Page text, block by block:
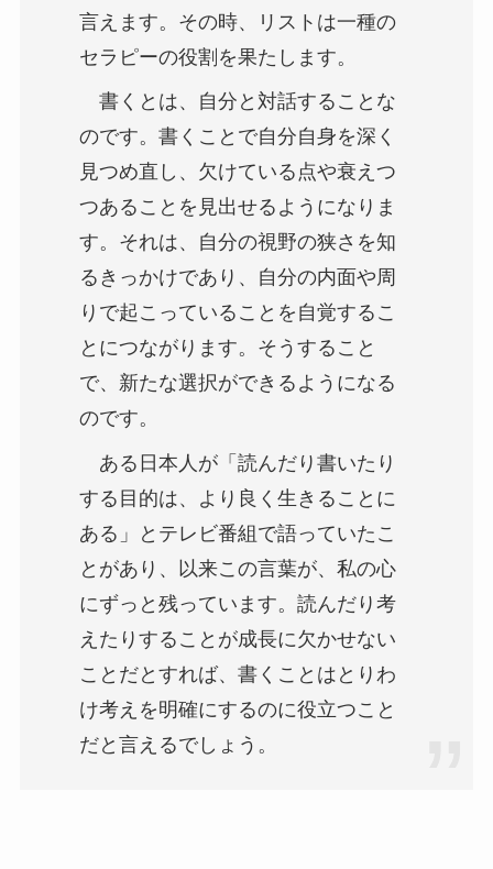
言えます。その時、リストは一種の
セラピーの役割を果たします。
書くとは、自分と対話することな
のです。書くことで自分自身を深く
見つめ直し、欠けている点や衰えつ
つあることを見出せるようになりま
す。それは、自分の視野の狭さを知
るきっかけであり、自分の内面や周
りで起こっていることを自覚するこ
とにつながります。そうすること
で、新たな選択ができるようになる
のです。
ある日本人が「読んだり書いたり
する目的は、より良く生きることに
ある」とテレビ番組で語っていたこ
とがあり、以来この言葉が、私の心
にずっと残っています。読んだり考
えたりすることが成長に欠かせない
ことだとすれば、書くことはとりわ
け考えを明確にするのに役立つこと
だと言えるでしょう。